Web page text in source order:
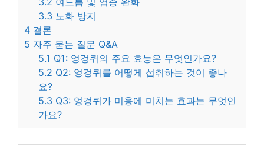
3.3 노화 방지
4 결론
5 자주 묻는 질문 Q&A
5.1 Q1: 엉겅퀴의 주요 효능은 무엇인가요?
5.2 Q2: 엉겅퀴를 어떻게 섭취하는 것이 좋나
요?
5.3 Q3: 엉겅퀴가 미용에 미치는 효과는 무엇인
가요?